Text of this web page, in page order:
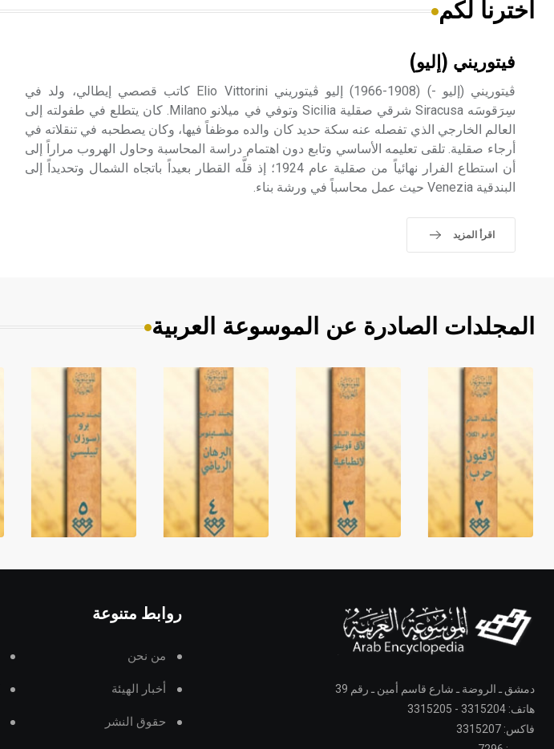
اخترنا لكم
فيتوريني (إليو)
ڤيتوريني (إليو -) (1908-1966) إليو ڤيتوريني Elio Vittorini كاتب قصصي إيطالي، ولد في
سِرَقوسَه Siracusa شرقي صقلية Sicilia وتوفي في ميلانو Milano. كان يتطلع في طفولته إلى
العالم الخارجي الذي تفصله عنه سكة حديد كان والده موظفاً فيها، وكان يصطحبه في تنقلاته في
أرجاء صقلية. تلقى تعليمه الأساسي وتابع دون اهتمام دراسة المحاسبة وحاول الهروب مراراً إلى
أن استطاع الفرار نهائياً من صقلية عام 1924؛ إذ قلَّه القطار بعيداً باتجاه الشمال وتحديداً إلى
البندقية Venezia حيث عمل محاسباً في ورشة بناء.
اقرأ المزيد
المجلدات الصادرة عن الموسوعة العربية
دمشق ـ الروضة ـ شارع قاسم أمين ـ رقم 39
هاتف: 3315204 - 3315205
فاكس: 3315207
روابط متنوعة
من نحن
أخبار الهيئة
حقوق النشر